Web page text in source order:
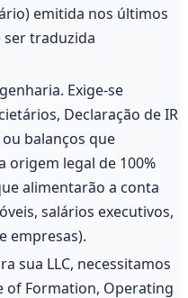
emitida nos últimos
ser traduzida
Exige-se
Declaração de IR
balanços que
origem legal de 100%
alimentarão a conta
salários executivos,
empresas).
sua LLC, necessitamos
of Formation, Operating